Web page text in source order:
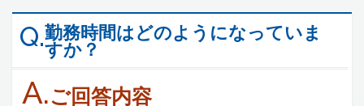
Q.勤務時間はどのようになっていま
すか？
A.ご回答内容